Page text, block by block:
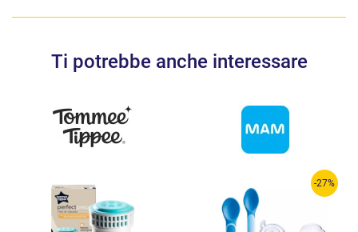
Ti potrebbe anche interessare
-27%